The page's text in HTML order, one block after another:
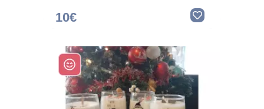
10€